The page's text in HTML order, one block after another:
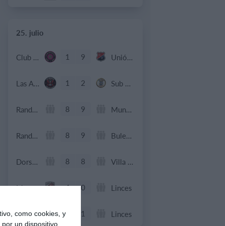
como cookies, y
un dispositivo
25. julio
Club Deportivo Santa Rosa 1 9 Unión Familiar
Las Américas Futsal 1 2 Sub 10 Avanzado
Rande F.C 8 9 Mundialito Teis
Rande F.C 8 9 BuleBule FS
Dorsal United 8 8 Villa Portales
Menores - Juvenil 4 0 Linces
Menores - Juvenil 2 1 Linces